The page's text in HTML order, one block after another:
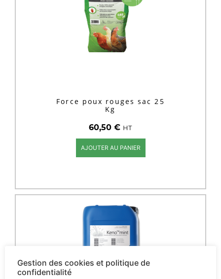
Force poux rouges sac 25
Kg
60,50€ HT
AJOUTER AU PANIER
Gestion des cookies et politique de
confidentialité